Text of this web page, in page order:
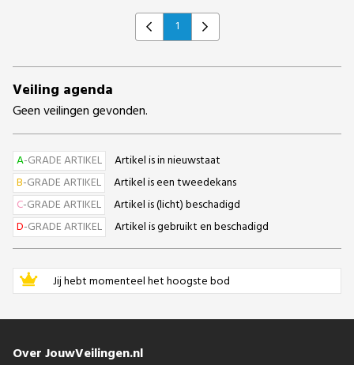
Previous
1 Next
Veiling agenda
Geen veilingen gevonden.
A-GRADE ARTIKEL
Artikel is in nieuwstaat
B-GRADE ARTIKEL
Artikel is een tweedekans
C-GRADE ARTIKEL
Artikel is (licht) beschadigd
D-GRADE ARTIKEL Artikel is gebruikt en beschadigd
Jij hebt momenteel het hoogste bod
Over JouwVeilingen.nl